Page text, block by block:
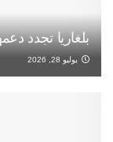
بلغاريا تجدد
يوليو 28, 2026